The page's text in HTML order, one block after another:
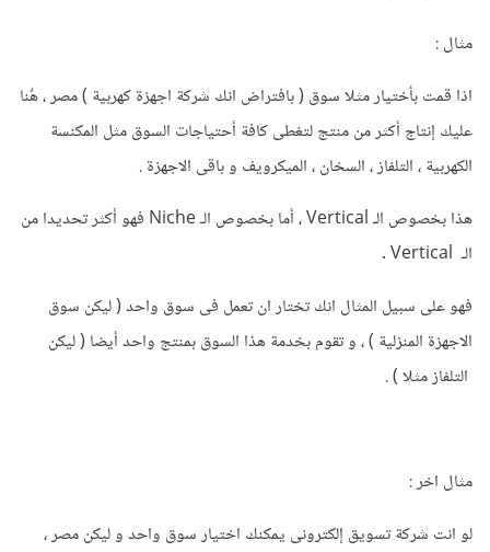
مثال :
اذا قمت بأختيار مثلا سوق ( بافتراض انك شركة اجهزة كهربية ) مصر ، هٌنا
عليك إنتاج أكثر من منتج لتغطى كافة أحتياجات السوق مثل المكنسة
الكهربية ، التلفاز ، السخان ، الميكرويف و باقى الاجهزة .
هذا بخصوص الـ Vertical ، أما بخصوص الـ Niche فهو أكثر تحديدا من
الـVertical .
فهو على سبيل المثال انك تختار ان تعمل فى سوق واحد ( ليكن سوق
الاجهزة المنزلية ) ، و تقوم بخدمة هذا السوق بمنتج واحد أيضا ( ليكن
التلفاز مثلا ) .
مثال اخر :
لو انت شركة تسويق إلكترونى يمكنك اختيار سوق واحد و ليكن مصر ،